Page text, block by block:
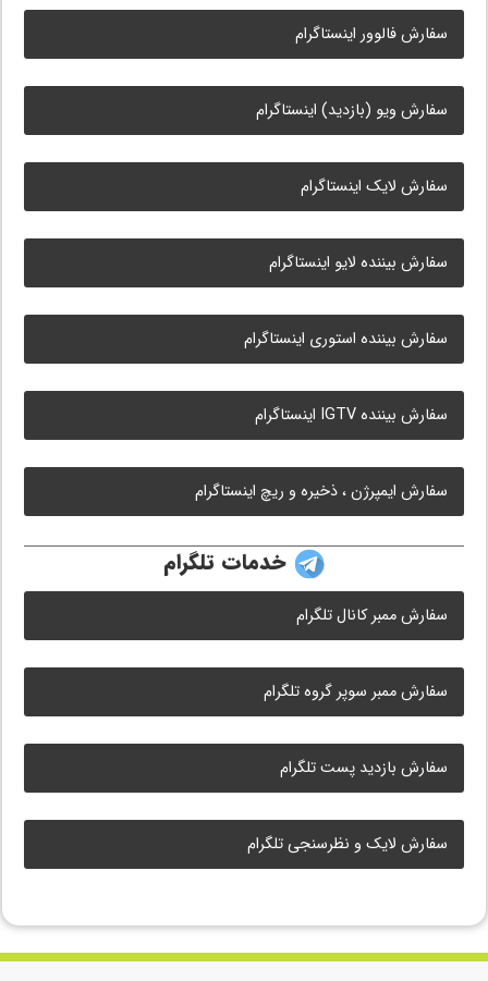
سفارش فالوور اینستاگرام
سفارش ویو (بازدید) اینستاگرام
سفارش لایک اینستاگرام
سفارش بیننده لایو اینستاگرام
سفارش بیننده استوری اینستاگرام
سفارش بیننده IGTV اینستاگرام
سفارش ایمپرژن ، ذخیره و ریچ اینستاگرام
خدمات تلگرام
سفارش ممبر کانال تلگرام
سفارش ممبر سوپر گروه تلگرام
سفارش بازدید پست تلگرام
سفارش لایک و نظرسنجی تلگرام